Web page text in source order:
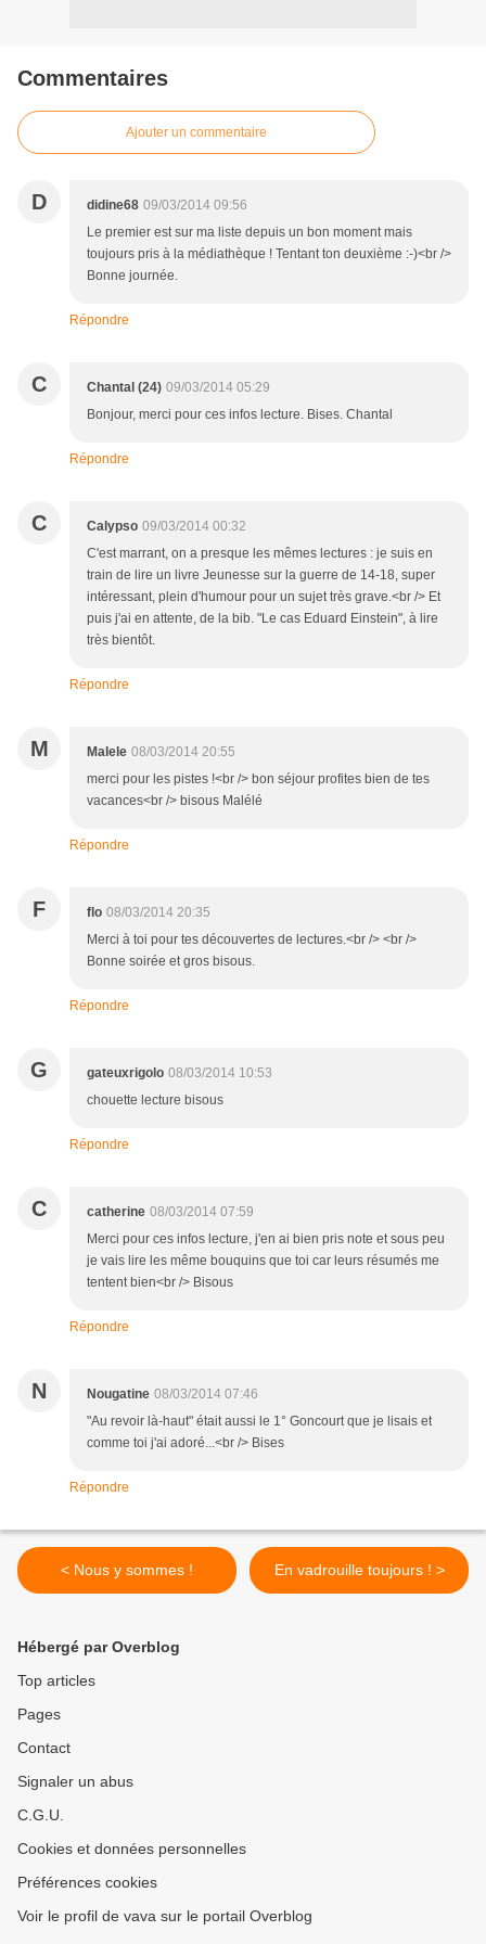
Commentaires
Ajouter un commentaire
D didine68 09/03/2014 09:56
Le premier est sur ma liste depuis un bon moment mais
toujours pris à la médiathèque ! Tentant ton deuxième :-)<br />
Bonne journée.
Répondre
C Chantal (24) 09/03/2014 05:29
Bonjour, merci pour ces infos lecture. Bises. Chantal
Répondre
C Calypso 09/03/2014 00:32
C'est marrant, on a presque les mêmes lectures : je suis en
train de lire un livre Jeunesse sur la guerre de 14-18, super
intéressant, plein d'humour pour un sujet très grave.<br /> Et
puis j'ai en attente, de la bib. "Le cas Eduard Einstein", à lire
très bientôt.
Répondre
M Malele 08/03/2014 20:55
merci pour les pistes !<br /> bon séjour profites bien de tes
vacances<br /> bisous Malélé
Répondre
F flo 08/03/2014 20:35
Merci à toi pour tes découvertes de lectures.<br /> <br />
Bonne soirée et gros bisous.
Répondre
G gateuxrigolo 08/03/2014 10:53
chouette lecture bisous
Répondre
C catherine 08/03/2014 07:59
Merci pour ces infos lecture, j'en ai bien pris note et sous peu
je vais lire les même bouquins que toi car leurs résumés me
tentent bien<br /> Bisous
Répondre
N Nougatine 08/03/2014 07:46
"Au revoir là-haut" était aussi le 1° Goncourt que je lisais et
comme toi j'ai adoré...<br /> Bises
Répondre
< Nous y sommes ! En vadrouille toujours ! >
Hébergé par Overblog
Top articles
Pages
Contact
Signaler un abus
C.G.U.
Cookies et données personnelles
Préférences cookies
Voir le profil de vava sur le portail Overblog